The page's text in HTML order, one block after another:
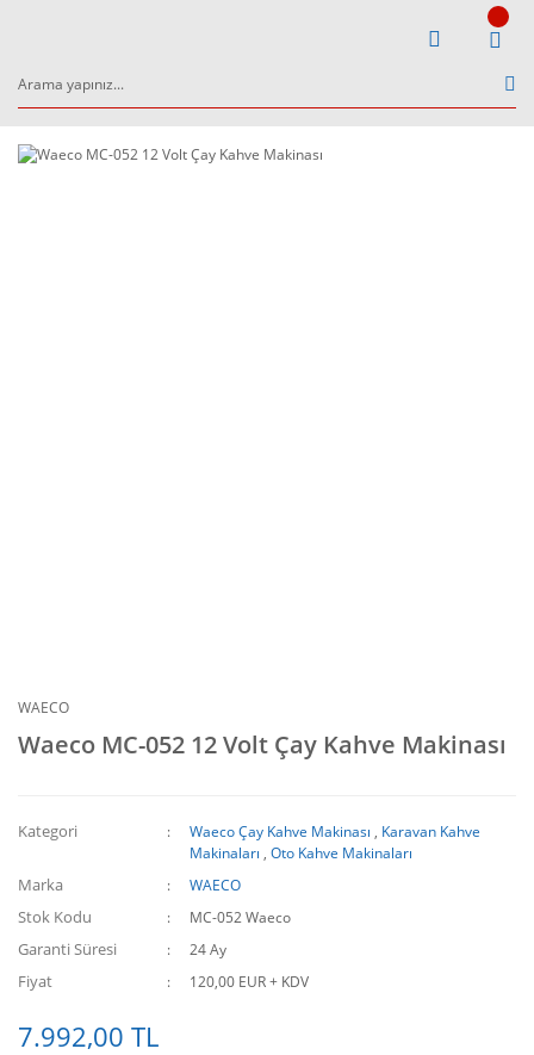
WAECO
Waeco MC-052 12 Volt Çay Kahve Makinası
Kategori Waeco Çay Kahve Makinası , Karavan Kahve
Makinaları ,Oto Kahve Makinaları
Marka WAECO
Stok Kodu MC-052 Waeco
Garanti Süresi 24 Ay
Fiyat 120,00 EUR + KDV
7.992,00 TL